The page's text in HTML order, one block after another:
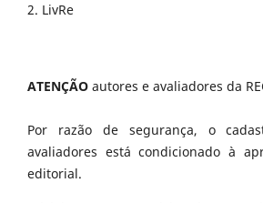
2. LivRe
ATENÇÃO autores e avaliadores da
Por razão de segurança, o
avaliadores está condicionado à
editorial.